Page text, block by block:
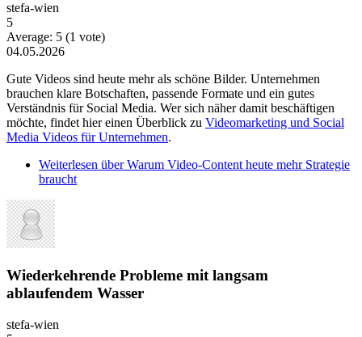
stefa-wien
5
Average: 5 (1 vote)
04.05.2026
Gute Videos sind heute mehr als schöne Bilder. Unternehmen
brauchen klare Botschaften, passende Formate und ein gutes
Verständnis für Social Media. Wer sich näher damit beschäftigen
möchte, findet hier einen Überblick zu Videomarketing und Social
Media Videos für Unternehmen.
Weiterlesen über Warum Video-Content heute mehr Strategie
braucht
Wiederkehrende Probleme mit langsam
ablaufendem Wasser
stefa-wien